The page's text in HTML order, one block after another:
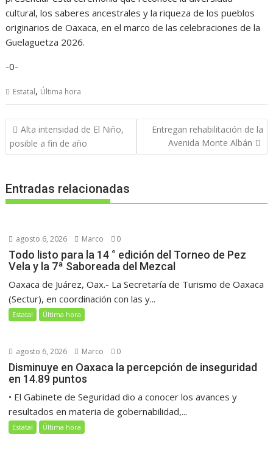
cultural, los saberes ancestrales y la riqueza de los pueblos
originarios de Oaxaca, en el marco de las celebraciones de la
Guelaguetza 2026.
-0-
Estatal, Última hora
Navegación
de
entradas
Alta intensidad de El Niño,
posible a fin de año
Entregan rehabilitación de la
Avenida Monte Albán
Entradas relacionadas
agosto 6, 2026 Marco 0
Todo listo para la 14 ° edición del Torneo de Pez
Vela y la 7ª Saboreada del Mezcal
Oaxaca de Juárez, Oax.- La Secretaría de Turismo de Oaxaca
(Sectur), en coordinación con las y...
Estatal Última hora
agosto 6, 2026 Marco 0
Disminuye en Oaxaca la percepción de inseguridad
en 14.89 puntos
• El Gabinete de Seguridad dio a conocer los avances y
resultados en materia de gobernabilidad,...
Estatal Última hora